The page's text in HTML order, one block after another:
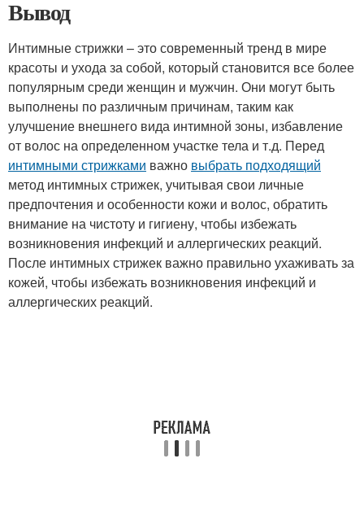
Вывод
Интимные стрижки – это современный тренд в мире
красоты и ухода за собой, который становится все более
популярным среди женщин и мужчин. Они могут быть
выполнены по различным причинам, таким как
улучшение внешнего вида интимной зоны, избавление
от волос на определенном участке тела и т.д. Перед
интимными стрижками важно выбрать подходящий
метод интимных стрижек, учитывая свои личные
предпочтения и особенности кожи и волос, обратить
внимание на чистоту и гигиену, чтобы избежать
возникновения инфекций и аллергических реакций.
После интимных стрижек важно правильно ухаживать за
кожей, чтобы избежать возникновения инфекций и
аллергических реакций.